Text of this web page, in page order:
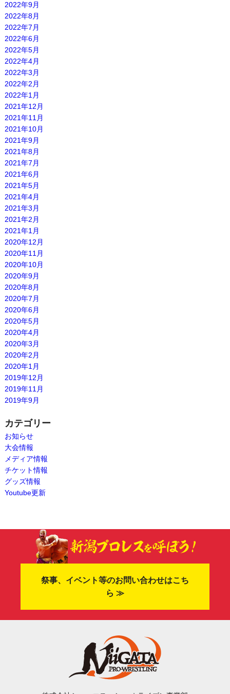
2022年9月
2022年8月
2022年7月
2022年6月
2022年5月
2022年4月
2022年3月
2022年2月
2022年1月
2021年12月
2021年11月
2021年10月
2021年9月
2021年8月
2021年7月
2021年6月
2021年5月
2021年4月
2021年3月
2021年2月
2021年1月
2020年12月
2020年11月
2020年10月
2020年9月
2020年8月
2020年7月
2020年6月
2020年5月
2020年4月
2020年3月
2020年2月
2020年1月
2019年12月
2019年11月
2019年9月
カテゴリー
お知らせ
大会情報
メディア情報
チケット情報
グッズ情報
Youtube更新
祭事、イベント等のお問い合わせはこち
ら ≫